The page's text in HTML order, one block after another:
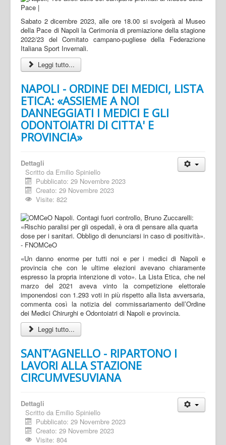
Sabato 2 dicembre 2023, alle ore 18.00 si svolgerà al Museo
della Pace di Napoli la Cerimonia di premiazione della stagione
2022/23 del Comitato campano-pugliese della Federazione
Italiana Sport Invernali.
Leggi tutto...
NAPOLI - ORDINE DEI MEDICI, LISTA
ETICA: «ASSIEME A NOI
DANNEGGIATI I MEDICI E GLI
ODONTOIATRI DI CITTA' E
PROVINCIA»
Dettagli
Scritto da Emilio Spiniello
Pubblicato: 29 Novembre 2023
Creato: 29 Novembre 2023
Visite: 822
«Un danno enorme per tutti noi e per i medici di Napoli e
provincia che con le ultime elezioni avevano chiaramente
espresso la propria intenzione di voto». La Lista Etica, che nel
marzo del 2021 aveva vinto la competizione elettorale
imponendosi con 1.293 voti in più rispetto alla lista avversaria,
commenta così la notizia del commissariamento dell’Ordine
dei Medici Chirurghi e Odontoiatri di Napoli e provincia.
Leggi tutto...
SANT’AGNELLO - RIPARTONO I
LAVORI ALLA STAZIONE
CIRCUMVESUVIANA
Dettagli
Scritto da Emilio Spiniello
Pubblicato: 29 Novembre 2023
Creato: 29 Novembre 2023
Visite: 804